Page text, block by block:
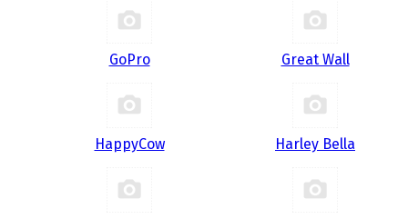
GoPro Great Wall
HappyCow Harley Bella